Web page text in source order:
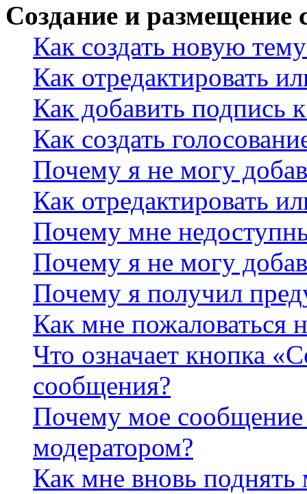
Создание и размещение
Как создать новую
Как отредактировать
Как добавить подпись
Как создать
Почему я не могу
Как отредактировать
Почему мне
Почему я не могу
Почему я получил
Как мне пожаловаться
Что означает кнопка
сообщения?
Почему мое сообщение
модератором?
Как мне вновь